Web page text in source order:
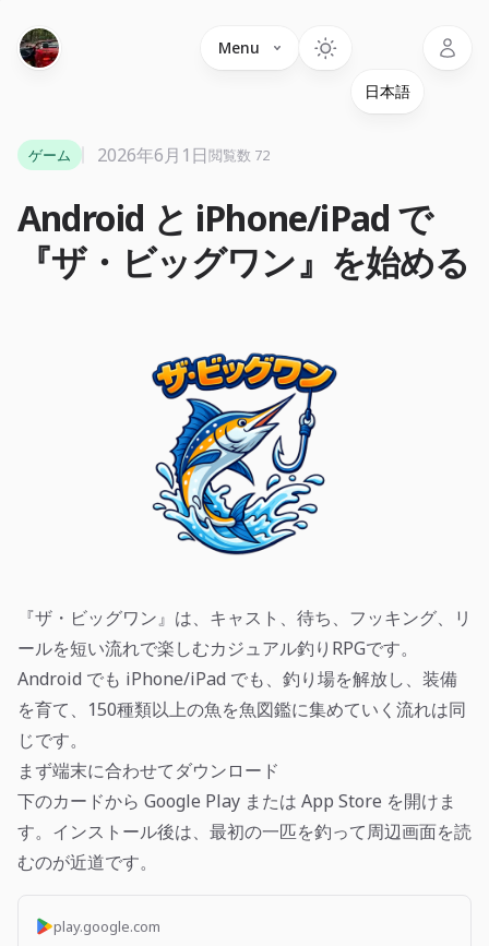
Menu
Android と iPhone/iPad で
『ザ・ビッグワン』を始める
ゲーム 2026年6月1日閲覧数 72
『ザ・ビッグワン』は、キャスト、待ち、フッキング、リ
ールを短い流れで楽しむカジュアル釣りRPGです。
Android でも iPhone/iPad でも、釣り場を解放し、装備
を育て、150種類以上の魚を魚図鑑に集めていく流れは同
じです。
まず端末に合わせてダウンロード
下のカードから Google Play または App Store を開けま
す。インストール後は、最初の一匹を釣って周辺画面を読
むのが近道です。
play.google.com